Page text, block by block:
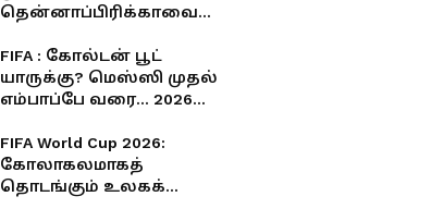
தென்னாப்பிரிக்காவை
FIFA : கோல்டன் பூட்
யாருக்கு? மெஸ்ஸி முதல்
எம்பாப்பே வரை... 2026
கோல் மழை
பொழியப்போவது யார்?
FIFA World Cup 2026:
கோலாகலமாகத்
தொடங்கும் உலகக்